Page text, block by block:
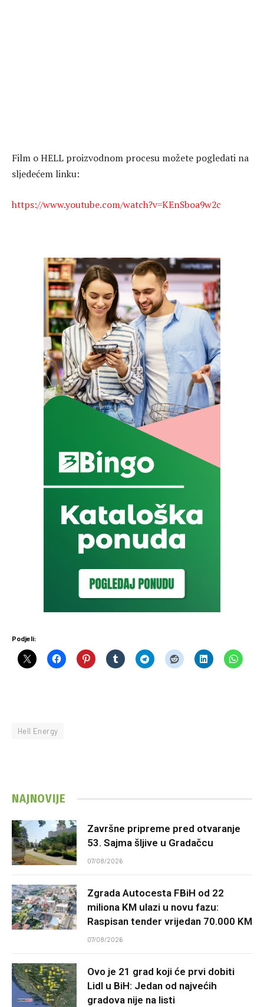
Film o HELL proizvodnom procesu možete pogledati na
sljedećem linku:
https://www.youtube.com/watch?v=KEnSboa9w2c
Podjeli:
Hell Energy
NAJNOVIJE
Završne pripreme pred otvaranje
53. Sajma šljive u Gradačcu
07/08/2026
Zgrada Autocesta FBiH od 22
miliona KM ulazi u novu fazu:
Raspisan tender vrijedan 70.000 KM
07/08/2026
Ovo je 21 grad koji će prvi dobiti
Lidl u BiH: Jedan od najvećih
gradova nije na listi